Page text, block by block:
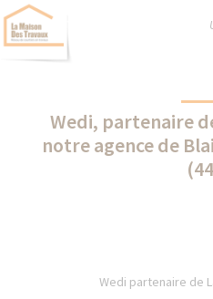
Wedi, partenaire
notre agence de
Wedi partenaire de